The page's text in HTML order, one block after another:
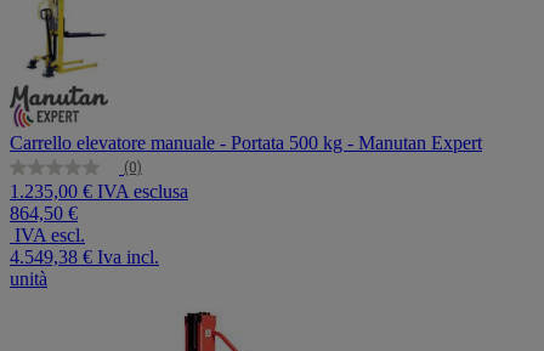
Carrello elevatore manuale - Portata 500 kg - Manutan Expert
Nessuna
valutazione
Stesso
link
alla
pagina.
(0)
1.235,00 € IVA esclusa
864,50 €
IVA escl.
4.549,38 € Iva incl.
unità